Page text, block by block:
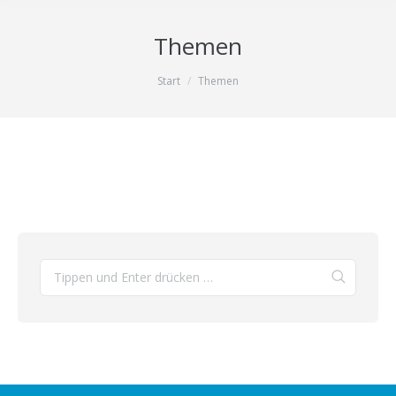
Themen
Start Themen